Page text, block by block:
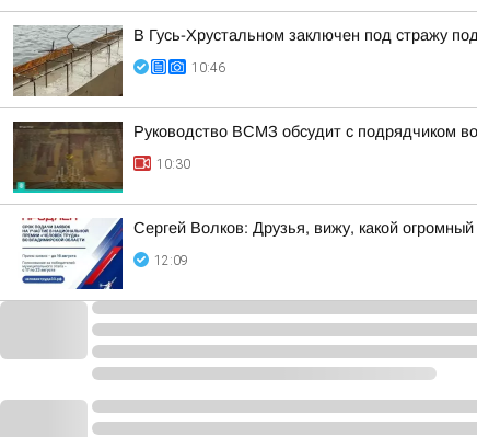
В Гусь-Хрустальном заключен под стражу
10:46
Руководство ВСМЗ обсудит с подрядчиком
10:30
Сергей Волков: Друзья, вижу, какой
12:09